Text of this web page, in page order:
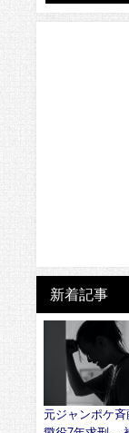
新着記事
元ジャンポケ斉